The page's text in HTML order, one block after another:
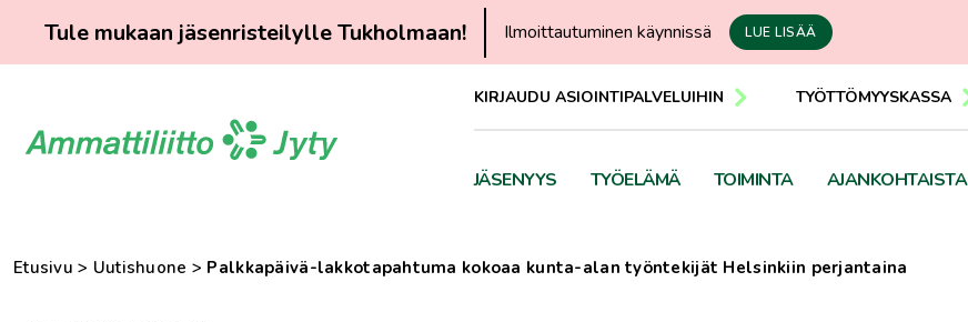
Tule mukaan jäsenristeilylle Tukholmaan! Ilmoittautuminen käynnissä LUE LISÄÄ
sisältöön
KIRJAUDU ASIOINTIPALVELUIHIN TYÖTTÖMYYSKASSA
JÄSENYYS TYÖELÄMÄ TOIMINTA AJANKOHTAISTA
Etusivu > Uutishuone > Palkkapäivä-lakkotapahtuma kokoaa kunta-alan työntekijät Helsinkiin perjantaina